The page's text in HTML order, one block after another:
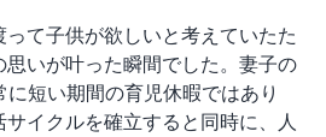
て子供が欲しいと考えていたた
いが叶った瞬間でした。妻子の
短い期間の育児休暇ではあり
サイクルを確立すると同時に、人